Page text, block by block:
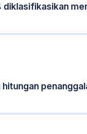
diklasifikasikan
hitungan